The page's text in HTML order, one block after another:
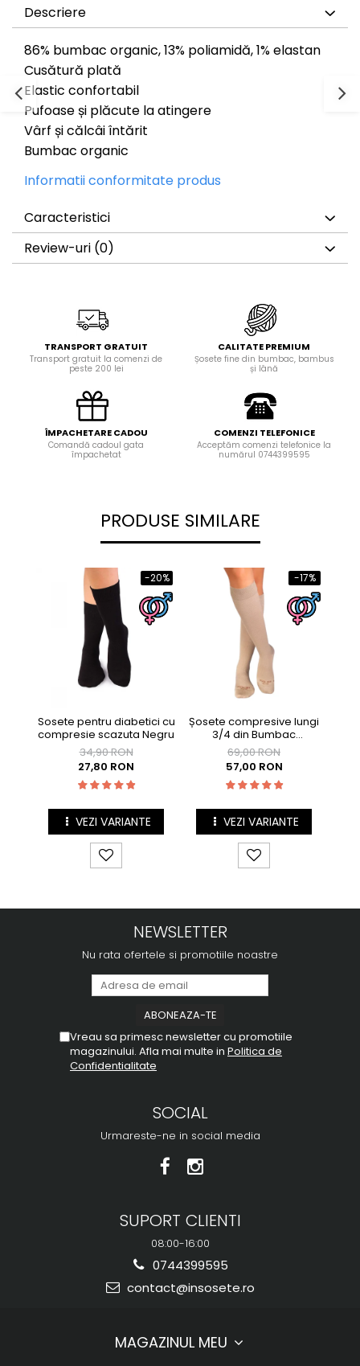
Descriere
86% bumbac organic, 13% poliamidă, 1% elastan
Cusătură plată
Elastic confortabil
Pufoase și plăcute la atingere
Vârf și călcâi întărit
Bumbac organic
Informatii conformitate produs
Caracteristici
Review-uri (0)
TRANSPORT GRATUIT
Transport gratuit la comenzi de
peste 200 lei
CALITATE PREMIUM
Șosete fine din bumbac, bambus
și lână
ÎMPACHETARE CADOU
Comandă cadoul gata
împachetat
COMENZI TELEFONICE
Acceptăm comenzi telefonice la
numărul 0744399595
PRODUSE SIMILARE
-20%
Sosete pentru diabetici cu
compresie scazuta Negru
34,90 RON
27,80 RON
VEZI VARIANTE
-17%
Șosete compresive lungi
3/4 din Bumbac
Mercerizat Bej
69,00 RON
57,00 RON
VEZI VARIANTE
NEWSLETTER
Nu rata ofertele si promotiile noastre
Vreau sa primesc newsletter cu promotiile
magazinului. Afla mai multe in Politica de
Confidentialitate
SOCIAL
Urmareste-ne in social media
SUPORT CLIENTI
08:00-16:00
0744399595
contact@insosete.ro
MAGAZINUL MEU